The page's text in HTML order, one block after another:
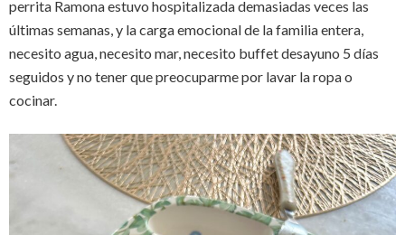
perrita Ramona estuvo hospitalizada demasiadas veces las
últimas semanas, y la carga emocional de la familia entera,
necesito agua, necesito mar, necesito buffet desayuno 5 días
seguidos y no tener que preocuparme por lavar la ropa o
cocinar.